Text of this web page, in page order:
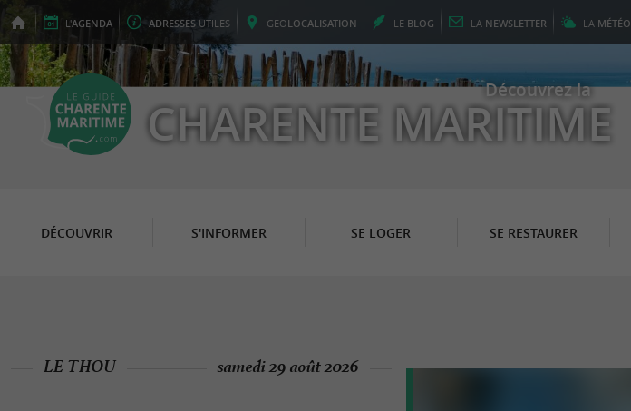
L'AGENDA ADRESSES UTILES GEOLOCALISATION LE BLOG LA NEWSLETTER LA MÉTÉO
Découvrez la
CHARENTE MARITIME
DÉCOUVRIR S'INFORMER SE LOGER SE RESTAURER
LE THOU samedi 29 août 2026